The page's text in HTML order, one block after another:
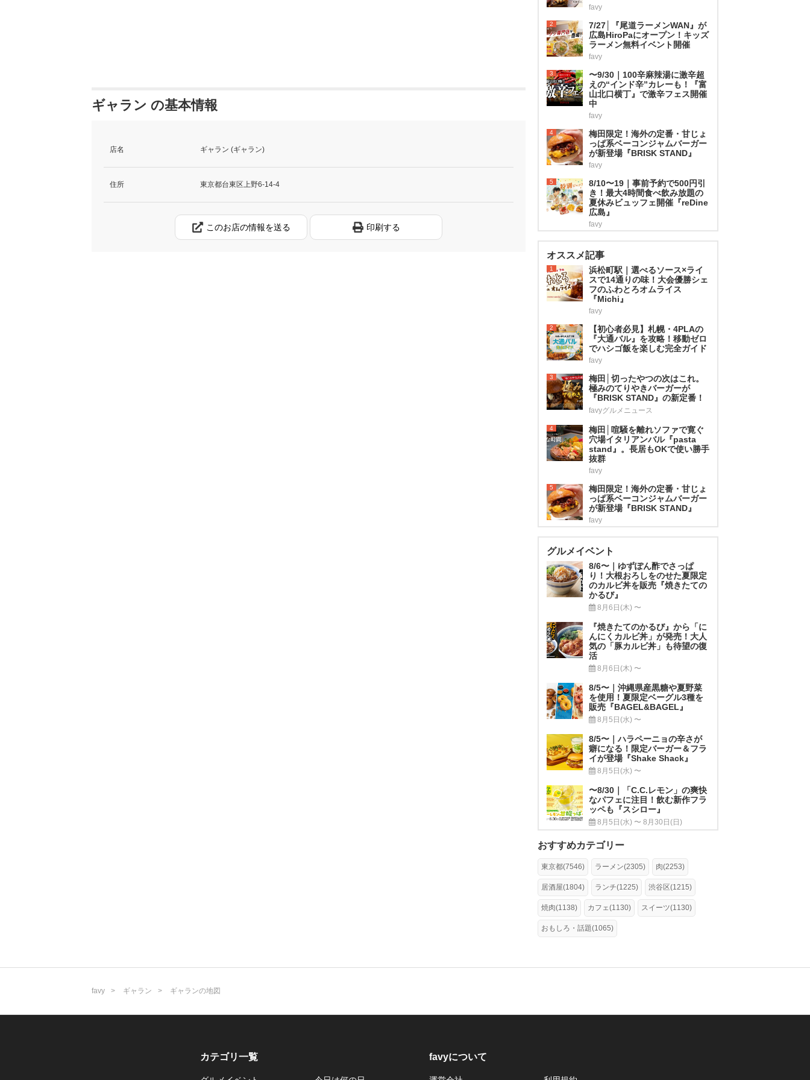
ギャラン の基本情報
店名 ギャラン (ギャラン)
住所 東京都台東区上野6-14-4
このお店の情報を送る 印刷する
favy
2
7/27│『尾道ラーメンWAN』が
広島HiroPaにオープン！キッズ
ラーメン無料イベント開催
favy
3
〜9/30｜100辛麻辣湯に激辛超
えの“インド辛”カレーも！『富
山北口横丁』で激辛フェス開催
中
favy
4
梅田限定！海外の定番・甘じょ
っぱ系ベーコンジャムバーガー
が新登場『BRISK STAND』
favy
5
8/10〜19｜事前予約で500円引
き！最大4時間食べ飲み放題の
夏休みビュッフェ開催『reDine
広島』
favy
オススメ記事
1
浜松町駅｜選べるソース×ライ
スで14通りの味！大会優勝シェ
フのふわとろオムライス
『Michi』
favy
2
【初心者必見】札幌・4PLAの
『大通バル』を攻略！移動ゼロ
でハシゴ飯を楽しむ完全ガイド
favy
3
梅田│切ったやつの次はこれ。
極みのてりやきバーガーが
『BRISK STAND』の新定番！
favyグルメニュース
4
梅田│喧騒を離れソファで寛ぐ
穴場イタリアンバル『pasta
stand』。長居もOKで使い勝手
抜群
favy
5
梅田限定！海外の定番・甘じょ
っぱ系ベーコンジャムバーガー
が新登場『BRISK STAND』
favy
グルメイベント
8/6〜｜ゆずぽん酢でさっぱ
り！大根おろしをのせた夏限定
のカルビ丼を販売『焼きたての
かるび』
8月6日(木) 〜
『焼きたてのかるび』から「に
んにくカルビ丼」が発売！大人
気の「豚カルビ丼」も待望の復
活
8月6日(木) 〜
8/5〜｜沖縄県産黒糖や夏野菜
を使用！夏限定ベーグル3種を
販売『BAGEL&BAGEL』
8月5日(水) 〜
8/5〜｜ハラペーニョの辛さが
癖になる！限定バーガー＆フラ
イが登場『Shake Shack』
8月5日(水) 〜
〜8/30｜「C.C.レモン」の爽快
なパフェに注目！飲む新作フラ
ッペも『スシロー』
8月5日(水) 〜 8月30日(日)
おすすめカテゴリー
東京都(7546) ラーメン(2305) 肉(2253)
居酒屋(1804) ランチ(1225) 渋谷区(1215)
焼肉(1138) カフェ(1130) スイーツ(1130)
おもしろ・話題(1065)
favy ギャラン ギャランの地図
カテゴリ一覧 favyについて